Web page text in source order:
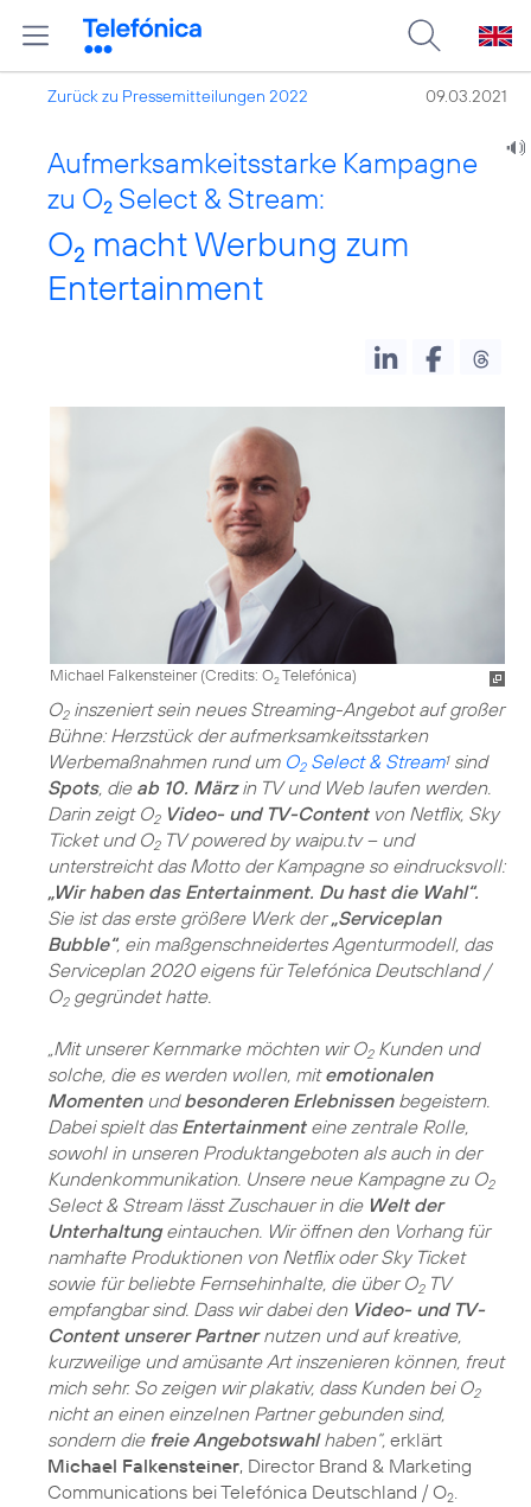
Zurück zu Pressemitteilungen 2022 09.03.2021
Aufmerksamkeitsstarke Kampagne
zu O2 Select & Stream:
O2 macht Werbung zum
Entertainment
Michael Falkensteiner (Credits: O2Telefónica)
O2inszeniert sein neues Streaming-Angebot auf großer
Bühne: Herzstück der aufmerksamkeitsstarken
Werbemaßnahmen rund um O2Select & Stream1sind
Spots, die ab 10. Märzin TV und Web laufen werden.
Darin zeigt O2 Video- und TV-Contentvon Netflix, Sky
Ticket und O2TV powered by waipu.tv – und
unterstreicht das Motto der Kampagne so eindrucksvoll:
„Wir haben das Entertainment. Du hast die Wahl“.
Sie ist das erste größere Werk der„Serviceplan
Bubble“, ein maßgenschneidertes Agenturmodell, das
Serviceplan 2020 eigens für Telefónica Deutschland /
O2gegründet hatte.
„Mit unserer Kernmarke möchten wir O2Kunden und
solche, die es werden wollen, mitemotionalen
Momentenundbesonderen Erlebnissenbegeistern.
Dabei spielt das Entertainmenteine zentrale Rolle,
sowohl in unseren Produktangeboten als auch in der
Kundenkommunikation. Unsere neue Kampagne zu O2
Select & Stream lässt Zuschauer in die Welt der
Unterhaltungeintauchen. Wir öffnen den Vorhang für
namhafte Produktionen von Netflix oder Sky Ticket
sowie für beliebte Fernsehinhalte, die über O2TV
empfangbar sind. Dass wir dabei den Video- und TV-
Content unserer Partnernutzen und auf kreative,
kurzweilige und amüsante Art inszenieren können, freut
mich sehr. So zeigen wir plakativ, dass Kunden bei O2
nicht an einen einzelnen Partner gebunden sind,
sondern die freie Angebotswahlhaben“, erklärt
Michael Falkensteiner, Director Brand & Marketing
Communications bei Telefónica Deutschland / O2